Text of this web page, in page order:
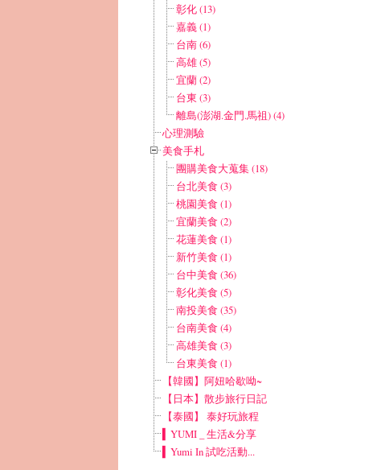
彰化 (13)
嘉義 (1)
台南 (6)
高雄 (5)
宜蘭 (2)
台東 (3)
離島(澎湖.金門.馬祖) (4)
心理測驗
美食手札
團購美食大蒐集 (18)
台北美食 (3)
桃園美食 (1)
宜蘭美食 (2)
花蓮美食 (1)
新竹美食 (1)
台中美食 (36)
彰化美食 (5)
南投美食 (35)
台南美食 (4)
高雄美食 (3)
台東美食 (1)
【韓國】阿妞哈歇呦~
【日本】散步旅行日記
【泰國】 泰好玩旅程
▍YUMI _ 生活&分享
▍Yumi In 試吃活動...